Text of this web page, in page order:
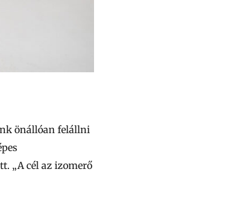
önállóan felállni
„A cél az izomerő